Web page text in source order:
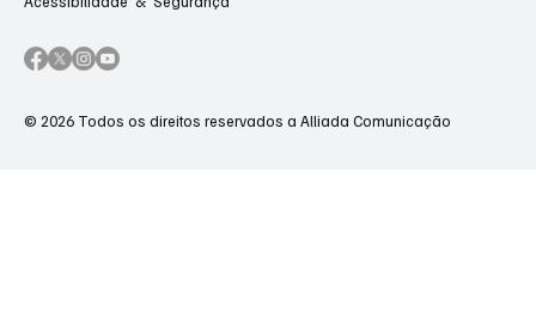
© 2026 Todos os direitos reservados a Alliada Comunicação